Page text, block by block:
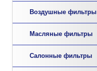
Воздушные фильтры
Масляные фильтры
Салонные фильтры